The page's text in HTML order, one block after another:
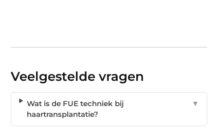
Veelgestelde vragen
Wat is de FUE techniek bij
haartransplantatie?
▼